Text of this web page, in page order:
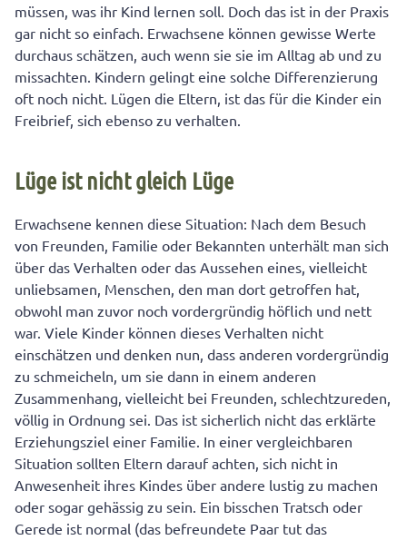
müssen, was ihr Kind lernen soll. Doch das ist in der Praxis
gar nicht so einfach. Erwachsene können gewisse Werte
durchaus schätzen, auch wenn sie sie im Alltag ab und zu
missachten. Kindern gelingt eine solche Differenzierung
oft noch nicht. Lügen die Eltern, ist das für die Kinder ein
Freibrief, sich ebenso zu verhalten.
Lüge ist nicht gleich Lüge
Erwachsene kennen diese Situation: Nach dem Besuch
von Freunden, Familie oder Bekannten unterhält man sich
über das Verhalten oder das Aussehen eines, vielleicht
unliebsamen, Menschen, den man dort getroffen hat,
obwohl man zuvor noch vordergründig höflich und nett
war. Viele Kinder können dieses Verhalten nicht
einschätzen und denken nun, dass anderen vordergründig
zu schmeicheln, um sie dann in einem anderen
Zusammenhang, vielleicht bei Freunden, schlechtzureden,
völlig in Ordnung sei. Das ist sicherlich nicht das erklärte
Erziehungsziel einer Familie. In einer vergleichbaren
Situation sollten Eltern darauf achten, sich nicht in
Anwesenheit ihres Kindes über andere lustig zu machen
oder sogar gehässig zu sein. Ein bisschen Tratsch oder
Gerede ist normal (das befreundete Paar tut das